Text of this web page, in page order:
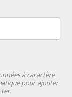
à caractère
pour ajouter